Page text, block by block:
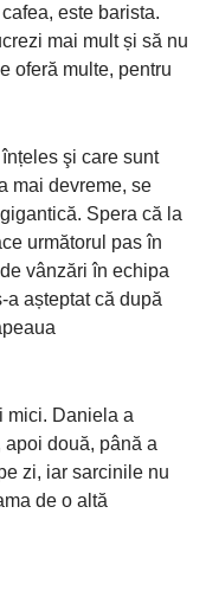
este barista.
mai mult și să nu
oferă multe, pentru
şi care sunt
mai devreme, se
Spera că la
următorul pas în
vânzări în echipa
așteptat că după
mici. Daniela a
apoi două, până a
zi, iar sarcinile nu
de o altă